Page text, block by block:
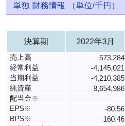
単独 財務情報 （単位/千円）
決算期 2022年3月
売上高 573,284
経常利益
-4,145,021
当期利益
-4,210,385
純資産
8,654,986
配当金※ ―
EPS※ -80.56
BPS※ 160.46